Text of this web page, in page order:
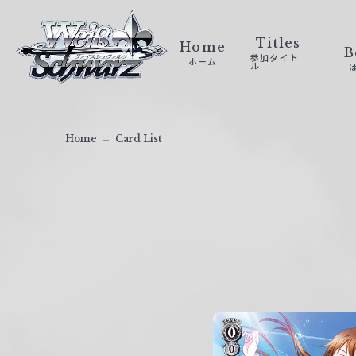
ァ
Home
ホーム
Titles
参加タイト
ル
Home Card List